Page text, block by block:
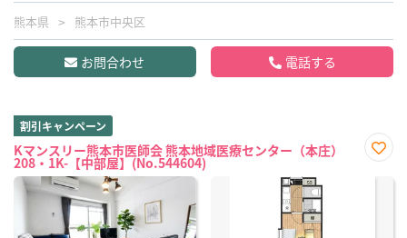
熊本県 熊本市中央区
お問合わせ 電話する
割引キャンペーン
Kマンスリー熊本市医師会 熊本地域医療センター（本庄）
208・1K-【中部屋】(No.544604)
に入